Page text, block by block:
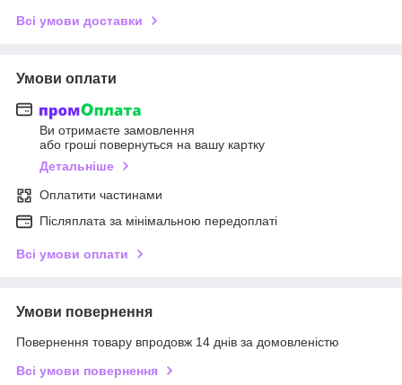
Всі умови доставки
Умови оплати
Ви отримаєте замовлення
або гроші повернуться на вашу картку
Детальніше
Оплатити частинами
Післяплата за мінімальною передоплаті
Всі умови оплати
Умови повернення
Повернення товару впродовж 14 днів за домовленістю
Всі умови повернення